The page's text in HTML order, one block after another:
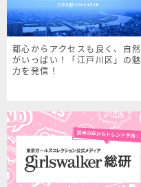
都心からアクセスも良く、自然
がいっぱい！「江戸川区」の魅
力を発信！